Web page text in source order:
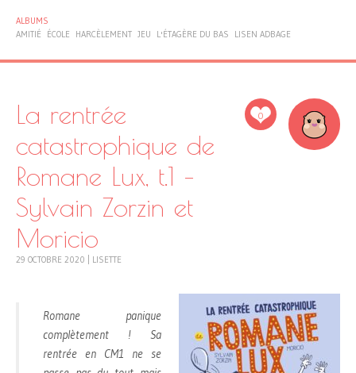
ALBUMS
AMITIÉ
ÉCOLE HARCÈLEMENT JEU L'ÉTAGÈRE DU BAS LISEN ADBAGE
0
La rentrée
catastrophique de
Romane Lux, t.1 –
Sylvain Zorzin et
Moricio
29 OCTOBRE 2020 LISETTE
Romane panique
complètement ! Sa
rentrée en CM1 ne se